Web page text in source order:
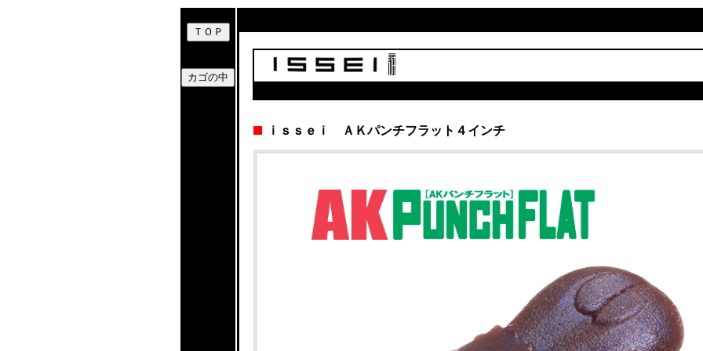
ｉｓｓｅｉ ＡＫパンチフラット４インチ